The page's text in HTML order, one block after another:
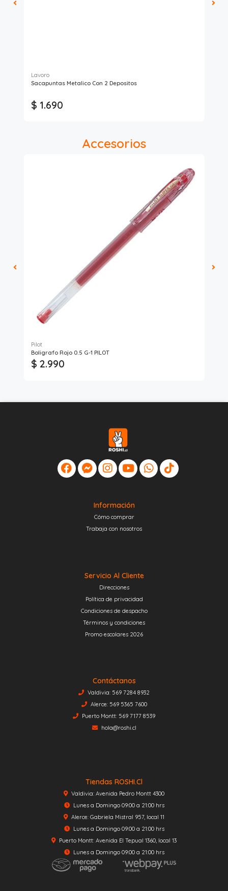
Lavoro
Sacapuntas Metalico Con 2 Depositos
$ 1.690
Accesorios
Pilot
Boligrafo Rojo 0.5 G-1 PILOT
$ 2.990
Información
Cómo comprar
Trabaja con nosotros
Servicio Al Cliente
Direcciones
Política de privacidad
Condiciones de despacho
Términos y condiciones
Promo escolares 2026
Contáctanos
Valdivia: 569 7284 8932
Alerce: 569 5365 7600
Puerto Montt: 569 7177 8539
hola@roshi.cl
Tiendas ROSHI.cl
Valdivia: Avenida Pedro Montt 4300
Lunes a Domingo 09:00 a 21:00 hrs
Alerce: Gabriela Mistral 957, local 11
Lunes a Domingo 09:00 a 21:00 hrs
Puerto Montt: Avenida El Tepual 1360, local 13
Lunes a Domingo 09:00 a 21:00 hrs